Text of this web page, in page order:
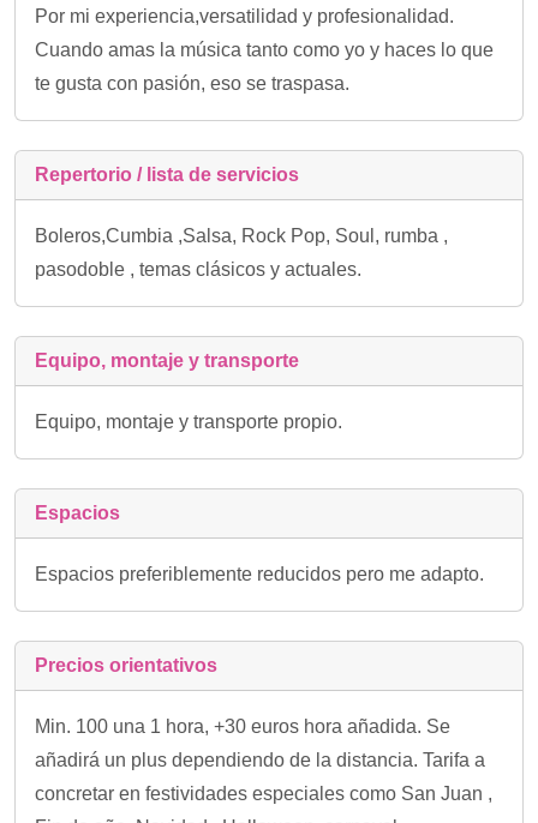
Por mi experiencia,versatilidad y profesionalidad.
Cuando amas la música tanto como yo y haces lo que
te gusta con pasión, eso se traspasa.
Repertorio / lista de servicios
Boleros,Cumbia ,Salsa, Rock Pop, Soul, rumba ,
pasodoble , temas clásicos y actuales.
Equipo, montaje y transporte
Equipo, montaje y transporte propio.
Espacios
Espacios preferiblemente reducidos pero me adapto.
Precios orientativos
Min. 100 una 1 hora, +30 euros hora añadida. Se
añadirá un plus dependiendo de la distancia. Tarifa a
concretar en festividades especiales como San Juan ,